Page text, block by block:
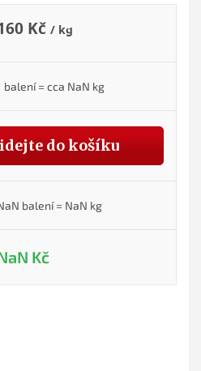
Kč/ kg
balení = cca NaN kg
do košíku
balení = NaN kg
Kč